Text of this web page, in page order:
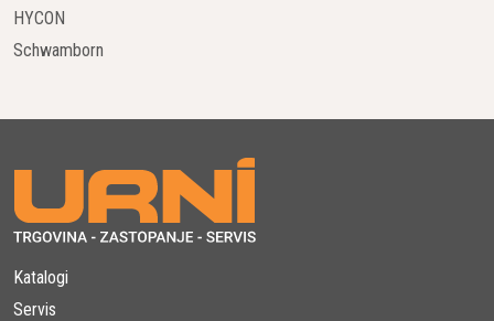
HYCON
Schwamborn
Katalogi
Servis